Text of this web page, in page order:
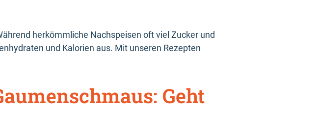
herkömmliche Nachspeisen oft viel Zucker und
und Kalorien aus. Mit unseren Rezepten
Geht